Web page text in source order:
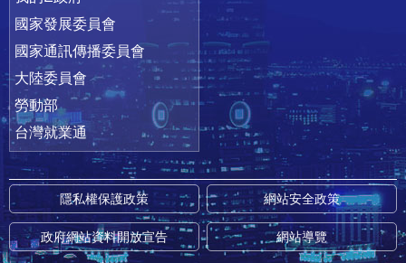
國家發展委員會
國家通訊傳播委員會
大陸委員會
勞動部
台灣就業通
隱私權保護政策 網站安全政策
政府網站資料開放宣告 網站導覽